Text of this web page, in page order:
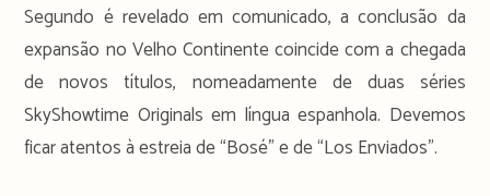
Segundo é revelado em comunicado, a conclusão da
expansão no Velho Continente coincide com a chegada
de novos títulos, nomeadamente de duas séries
SkyShowtime Originals em língua espanhola. Devemos
ficar atentos à estreia de “Bosé” e de “Los Enviados”.